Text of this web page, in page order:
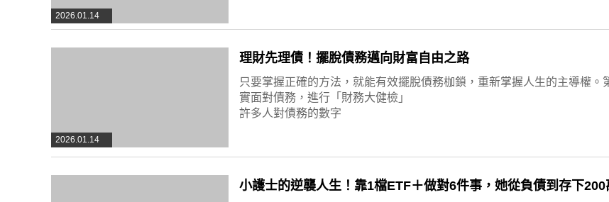
2026.01.14
2026.01.14
理財先理債！擺脫債務邁向財富自由之路
只要掌握正確的方法，就能有效擺脫債務枷鎖，重新掌握人生的主導權。
實面對債務，進行「財務大健檢」
許多人對債務的數字
小護士的逆襲人生！靠1檔ETF＋做對6件事，她從負債到存下200